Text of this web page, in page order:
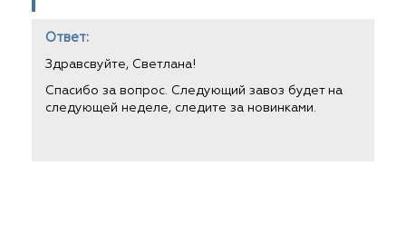
Ответ:
Здравсвуйте, Светлана!
Спасибо за вопрос. Следующий завоз будет на
следующей неделе, следите за новинками.